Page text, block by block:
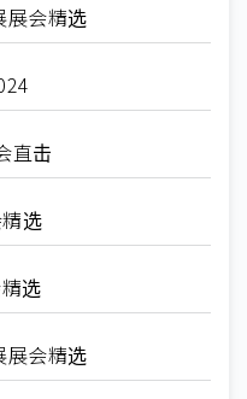
展会精选
直击
选
选
展会精选